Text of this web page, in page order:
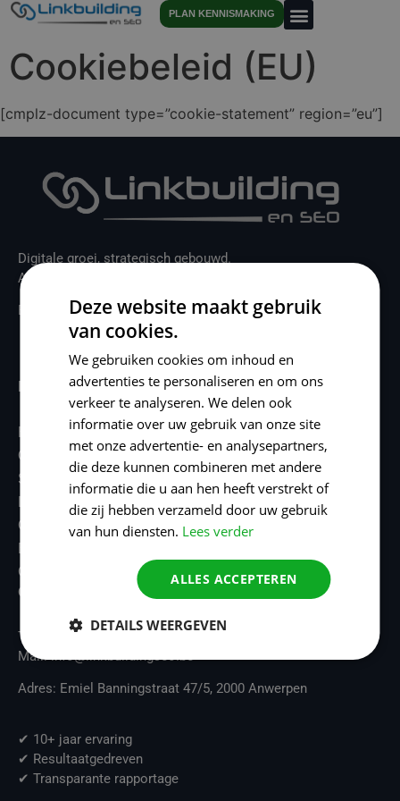
PLAN KENNISMAKING
Cookiebeleid (EU)
[cmplz-document type=”cookie-statement” region=”eu”]
Digitale groei, strategisch gebouwd.
Antwerpen – België
BTWnr: BE0867496536
Interessante links
Over ons
SEO
Linkbuilding
Cases
Contact
Contact
Telefoon: +32 465 99 06 42
Mail: info@linkbuildingseo.be
Adres: Emiel Banningstraat 47/5, 2000 Anwerpen
✔ 10+ jaar ervaring
✔ Resultaatgedreven
✔ Transparante rapportage
Deze website maakt gebruik
van cookies.
We gebruiken cookies om inhoud en
advertenties te personaliseren en om ons
verkeer te analyseren. We delen ook
informatie over uw gebruik van onze site
met onze advertentie- en analysepartners,
die deze kunnen combineren met andere
informatie die u aan hen heeft verstrekt of
die zij hebben verzameld door uw gebruik
van hun diensten. Lees verder
ALLES ACCEPTEREN
DETAILS WEERGEVEN